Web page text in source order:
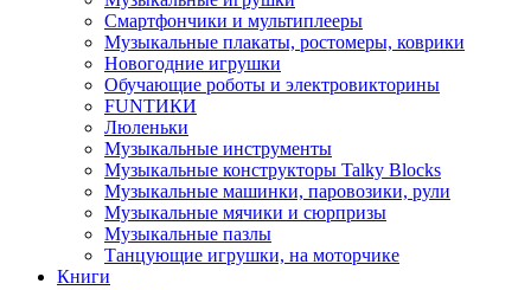
Смартфончики и мультиплееры
Музыкальные плакаты, ростомеры, коврики
Новогодние игрушки
Обучающие роботы и электровикторины
FUNТИКИ
Люленьки
Музыкальные инструменты
Музыкальные конструкторы Talky Blocks
Музыкальные машинки, паровозики, рули
Музыкальные мячики и сюрпризы
Музыкальные пазлы
Танцующие игрушки, на моторчике
Книги